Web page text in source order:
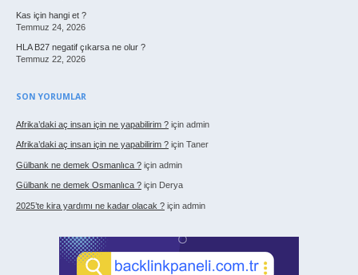
Kas için hangi et ?
Temmuz 24, 2026
HLA B27 negatif çıkarsa ne olur ?
Temmuz 22, 2026
SON YORUMLAR
Afrika’daki aç insan için ne yapabilirim ? için admin
Afrika’daki aç insan için ne yapabilirim ? için Taner
Gülbank ne demek Osmanlıca ? için admin
Gülbank ne demek Osmanlıca ? için Derya
2025’te kira yardımı ne kadar olacak ? için admin